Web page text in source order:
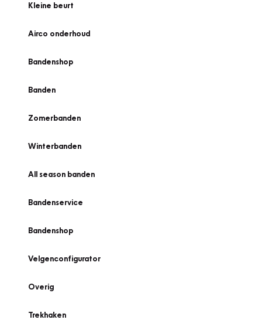
Kleine beurt
Airco onderhoud
Bandenshop
Banden
Zomerbanden
Winterbanden
All season banden
Bandenservice
Bandenshop
Velgenconfigurator
Overig
Trekhaken